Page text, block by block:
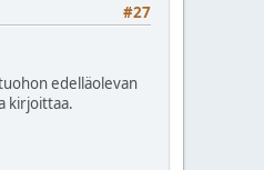
#27
edelläolevan
kirjoittaa.